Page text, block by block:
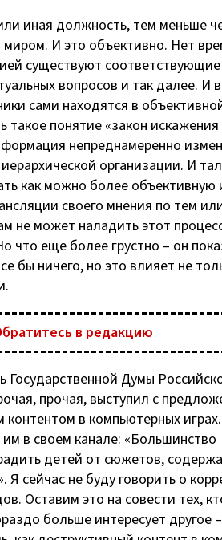
иная должность, тем меньше
И это объективно. Нет
существуют
вопросов и так далее. И
сами находятся в
такое понятие «закон
непреднамеренно
организации. И
как можно более
своего мнения по тем
не может наладить этот
что еще более грустно – он
бы ничего, но это влияет не
Думы
прочая, выступил с
в компьютерных
в своем канале: «Большинство
детей от сюжетов,
сейчас не буду говорить о
Оставим это на совести тех,
больше интересует другое
в редакцию